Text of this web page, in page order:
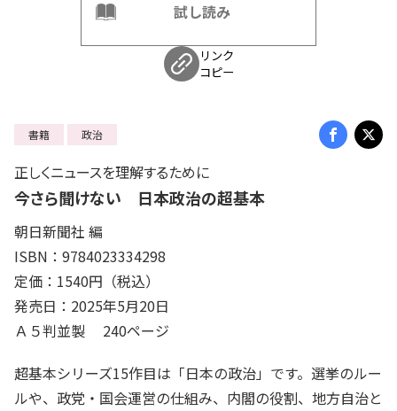
試し読み
リンク
コピー
書籍 政治
正しくニュースを理解するために
今さら聞けない 日本政治の超基本
朝日新聞社 編
ISBN：9784023334298
定価：1540円（税込）
発売日：2025年5月20日
Ａ５判並製 240ページ
超基本シリーズ15作目は「日本の政治」です。選挙のルー
ルや、政党・国会運営の仕組み、内閣の役割、地方自治と